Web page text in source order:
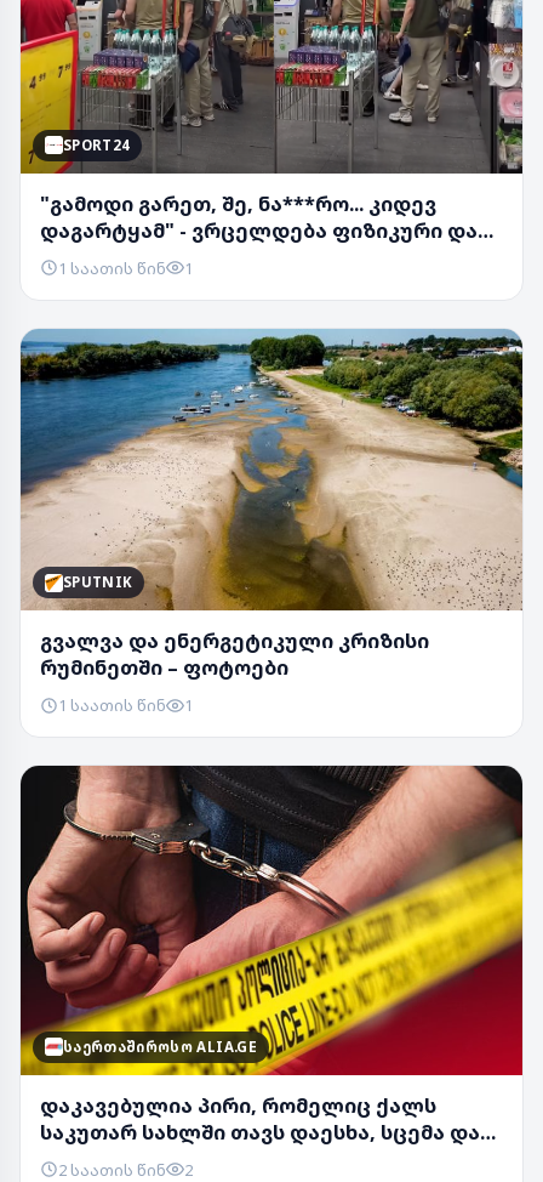
SPORT24
"გამოდი გარეთ, შე, ნა***რო... კიდევ
დაგარტყამ" - ვრცელდება ფიზიკური და
სიტყვიერი...
1 საათის წინ 1
SPUTNIK
გვალვა და ენერგეტიკული კრიზისი
რუმინეთში – ფოტოები
1 საათის წინ 1
ᲡᲐᲔᲠᲗᲐᲨᲘᲠᲝᲡᲝ ALIA.GE
დაკავებულია პირი, რომელიც ქალს
საკუთარ სახლში თავს დაესხა, სცემა და
ძვირფასეულობ...
2 საათის წინ 2